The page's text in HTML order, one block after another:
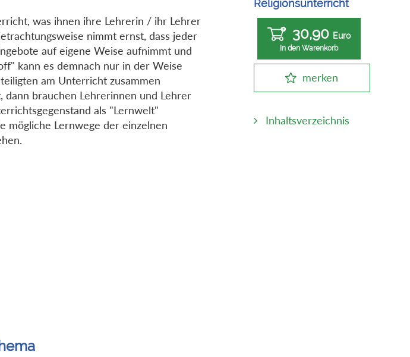
was ihnen ihre Lehrerin / ihr Lehrer
nimmt ernst, dass jeder
auf eigene Weise aufnimmt und
kann es demnach nur in der Weise
am Unterricht zusammen
dann brauchen Lehrerinnen und Lehrer
als "Lernwelt"
mögliche Lernwege der einzelnen
Religionsunterricht
30,90 Euro
In den Warenkorb
merken
Inhaltsverzeichnis